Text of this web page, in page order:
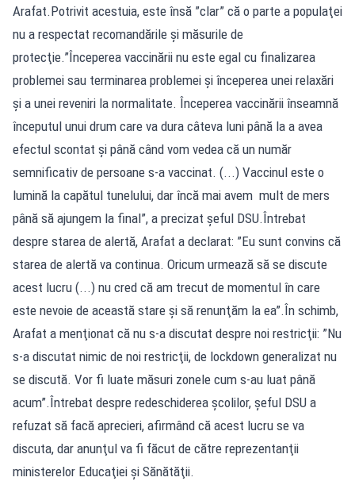
Arafat.Potrivit acestuia, este însă ”clar” că o parte a populaţei
nu a respectat recomandările şi măsurile de
protecţie.”Începerea vaccinării nu este egal cu finalizarea
problemei sau terminarea problemei şi începerea unei relaxări
şi a unei reveniri la normalitate. Începerea vaccinării înseamnă
începutul unui drum care va dura câteva luni până la a avea
efectul scontat şi până când vom vedea că un număr
semnificativ de persoane s-a vaccinat. (...) Vaccinul este o
lumină la capătul tunelului, dar încă mai avem mult de mers
până să ajungem la final”, a precizat şeful DSU.Întrebat
despre starea de alertă, Arafat a declarat: ”Eu sunt convins că
starea de alertă va continua. Oricum urmează să se discute
acest lucru (...) nu cred că am trecut de momentul în care
este nevoie de această stare şi să renunţăm la ea”.În schimb,
Arafat a menţionat că nu s-a discutat despre noi restricţii: ”Nu
s-a discutat nimic de noi restricţii, de lockdown generalizat nu
se discută. Vor fi luate măsuri zonele cum s-au luat până
acum”.Întrebat despre redeschiderea şcolilor, şeful DSU a
refuzat să facă aprecieri, afirmând că acest lucru se va
discuta, dar anunţul va fi făcut de către reprezentanţii
ministerelor Educaţiei şi Sănătăţii.